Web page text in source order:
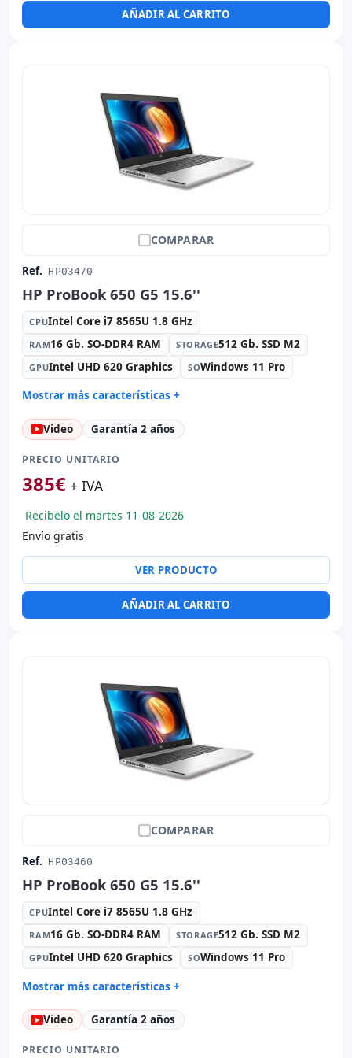
Dimensiones: 34x23.7x2.10 cm.
AÑADIR AL CARRITO
COMPARAR
Ref. HP03470
HP ProBook 650 G5 15.6''
CPUIntel Core i7 8565U 1.8 GHz
RAM16 Gb. SO-DDR4 RAM STORAGE512 Gb. SSD M2
GPUIntel UHD 620 Graphics SOWindows 11 Pro
Mostrar más características +
Connectivity: RJ-45 · WIFI · Bluetooth
Sonido: Conexant ISST audio
Red: Intel I219LM
Puertos:
Serie · 2x USB 3.0 · USB-C
Puertos de vídeo: HDMI
Multimedia:
Específico portátil: Idioma teclado Español · Teclado
Otros: Embalaje hR
37.2x25x2.8 cm.
Video Garantía 2 años
PRECIO UNITARIO
385€ + IVA
Recibelo el martes 11-08-2026
Envío gratis
VER PRODUCTO
AÑADIR AL CARRITO
COMPARAR
Ref. HP03460
HP ProBook 650 G5 15.6''
CPUIntel Core i7 8565U 1.8 GHz
RAM16 Gb. SO-DDR4 RAM STORAGE512 Gb. SSD M2
GPUIntel UHD 620 Graphics SOWindows 11 Pro
Mostrar más características +
Connectivity: RJ-45 · WIFI · Bluetooth
Sonido: Conexant ISST audio
Red: Intel I219LM
Video Garantía 2 años
PRECIO UNITARIO